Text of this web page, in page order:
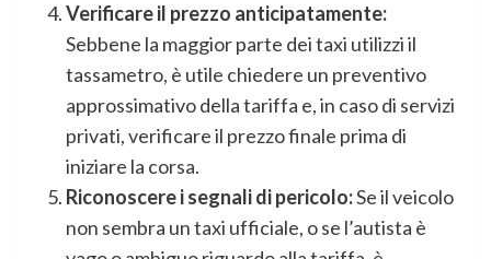
Verificare il prezzo anticipatamente:
Sebbene la maggior parte dei taxi utilizzi il
tassametro, è utile chiedere un preventivo
approssimativo della tariffa e, in caso di servizi
privati, verificare il prezzo finale prima di
iniziare la corsa.
Riconoscere i segnali di pericolo:Se il veicolo
non sembra un taxi ufficiale, o se l’autista è